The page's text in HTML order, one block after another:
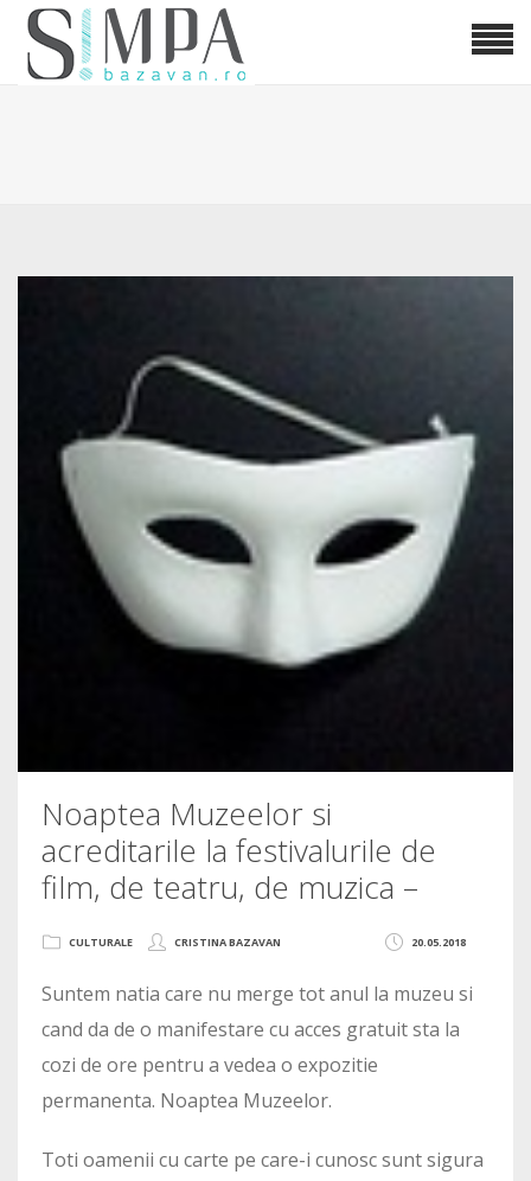
Noaptea Muzeelor si
acreditarile la festivalurile de
film, de teatru, de muzica –
20.05.2018
CULTURALE CRISTINA BAZAVAN
Suntem natia care nu merge tot anul la muzeu si
cand da de o manifestare cu acces gratuit sta la
cozi de ore pentru a vedea o expozitie
permanenta. Noaptea Muzeelor.
Toti oamenii cu carte pe care-i cunosc sunt sigura